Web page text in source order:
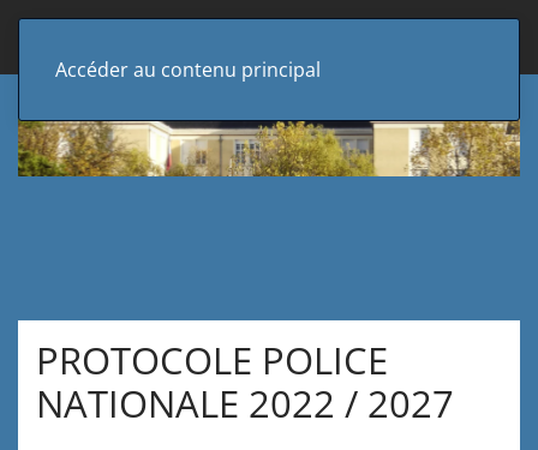
Accéder au contenu principal
PROTOCOLE POLICE
NATIONALE 2022 / 2027